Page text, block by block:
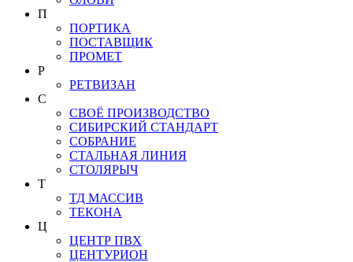
П
ПОРТИКА
ПОСТАВЩИК
ПРОМЕТ
Р
РЕТВИЗАН
С
СВОЁ ПРОИЗВОДСТВО
СИБИРСКИЙ СТАНДАРТ
СОБРАНИЕ
СТАЛЬНАЯ ЛИНИЯ
СТОЛЯРЫЧ
Т
ТД МАССИВ
ТЕКОНА
Ц
ЦЕНТР ПВХ
ЦЕНТУРИОН